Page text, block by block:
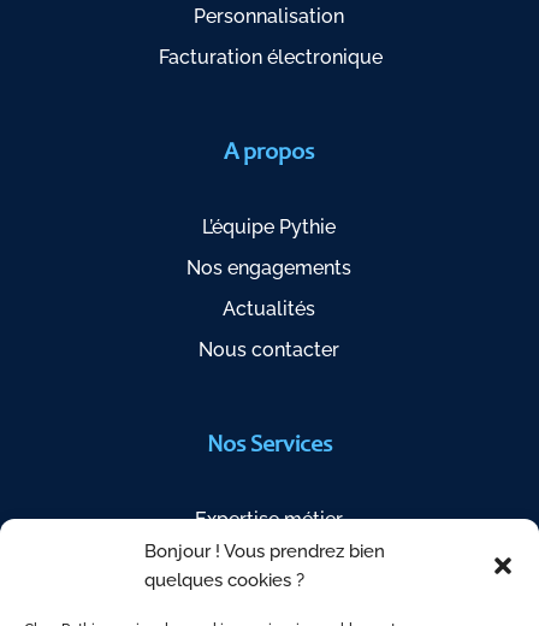
Bonjour ! Vous prendrez bien
quelques cookies ?
Personnalisation
Facturation électronique
A propos
L’équipe Pythie
Nos engagements
Actualités
Nous contacter
Nos Services
Expertise métier
Étapes de votre projet